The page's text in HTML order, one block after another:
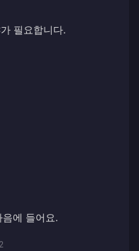
필요합니다.
에 들어요.